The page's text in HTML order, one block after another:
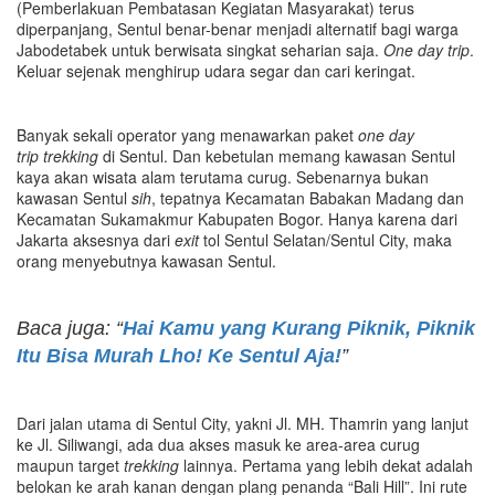
(Pemberlakuan Pembatasan Kegiatan Masyarakat) terus
diperpanjang, Sentul benar-benar menjadi alternatif bagi warga
Jabodetabek untuk berwisata singkat seharian saja. One day trip.
Keluar sejenak menghirup udara segar dan cari keringat.
Banyak sekali operator yang menawarkan paket one day
trip trekking di Sentul. Dan kebetulan memang kawasan Sentul
kaya akan wisata alam terutama curug. Sebenarnya bukan
kawasan Sentul sih, tepatnya Kecamatan Babakan Madang dan
Kecamatan Sukamakmur Kabupaten Bogor. Hanya karena dari
Jakarta aksesnya dari exittol Sentul Selatan/Sentul City, maka
orang menyebutnya kawasan Sentul.
Baca juga: “Hai Kamu yang Kurang Piknik, Piknik
Itu Bisa Murah Lho! Ke Sentul Aja!”
Dari jalan utama di Sentul City, yakni Jl. MH. Thamrin yang lanjut
ke Jl. Siliwangi, ada dua akses masuk ke area-area curug
maupun target trekking lainnya. Pertama yang lebih dekat adalah
belokan ke arah kanan dengan plang penanda “Bali Hill”. Ini rute